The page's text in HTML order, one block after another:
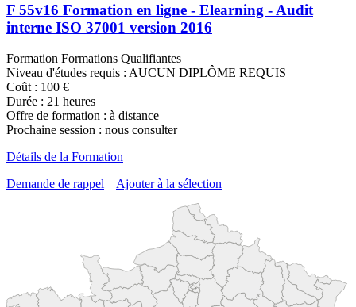
F 55v16 Formation en ligne - Elearning - Audit
interne ISO 37001 version 2016
Formation Formations Qualifiantes
Niveau d'études requis : AUCUN DIPLÔME REQUIS
Coût : 100 €
Durée : 21 heures
Offre de formation : à distance
Prochaine session : nous consulter
Détails de la Formation
Demande de rappel
Ajouter à la sélection